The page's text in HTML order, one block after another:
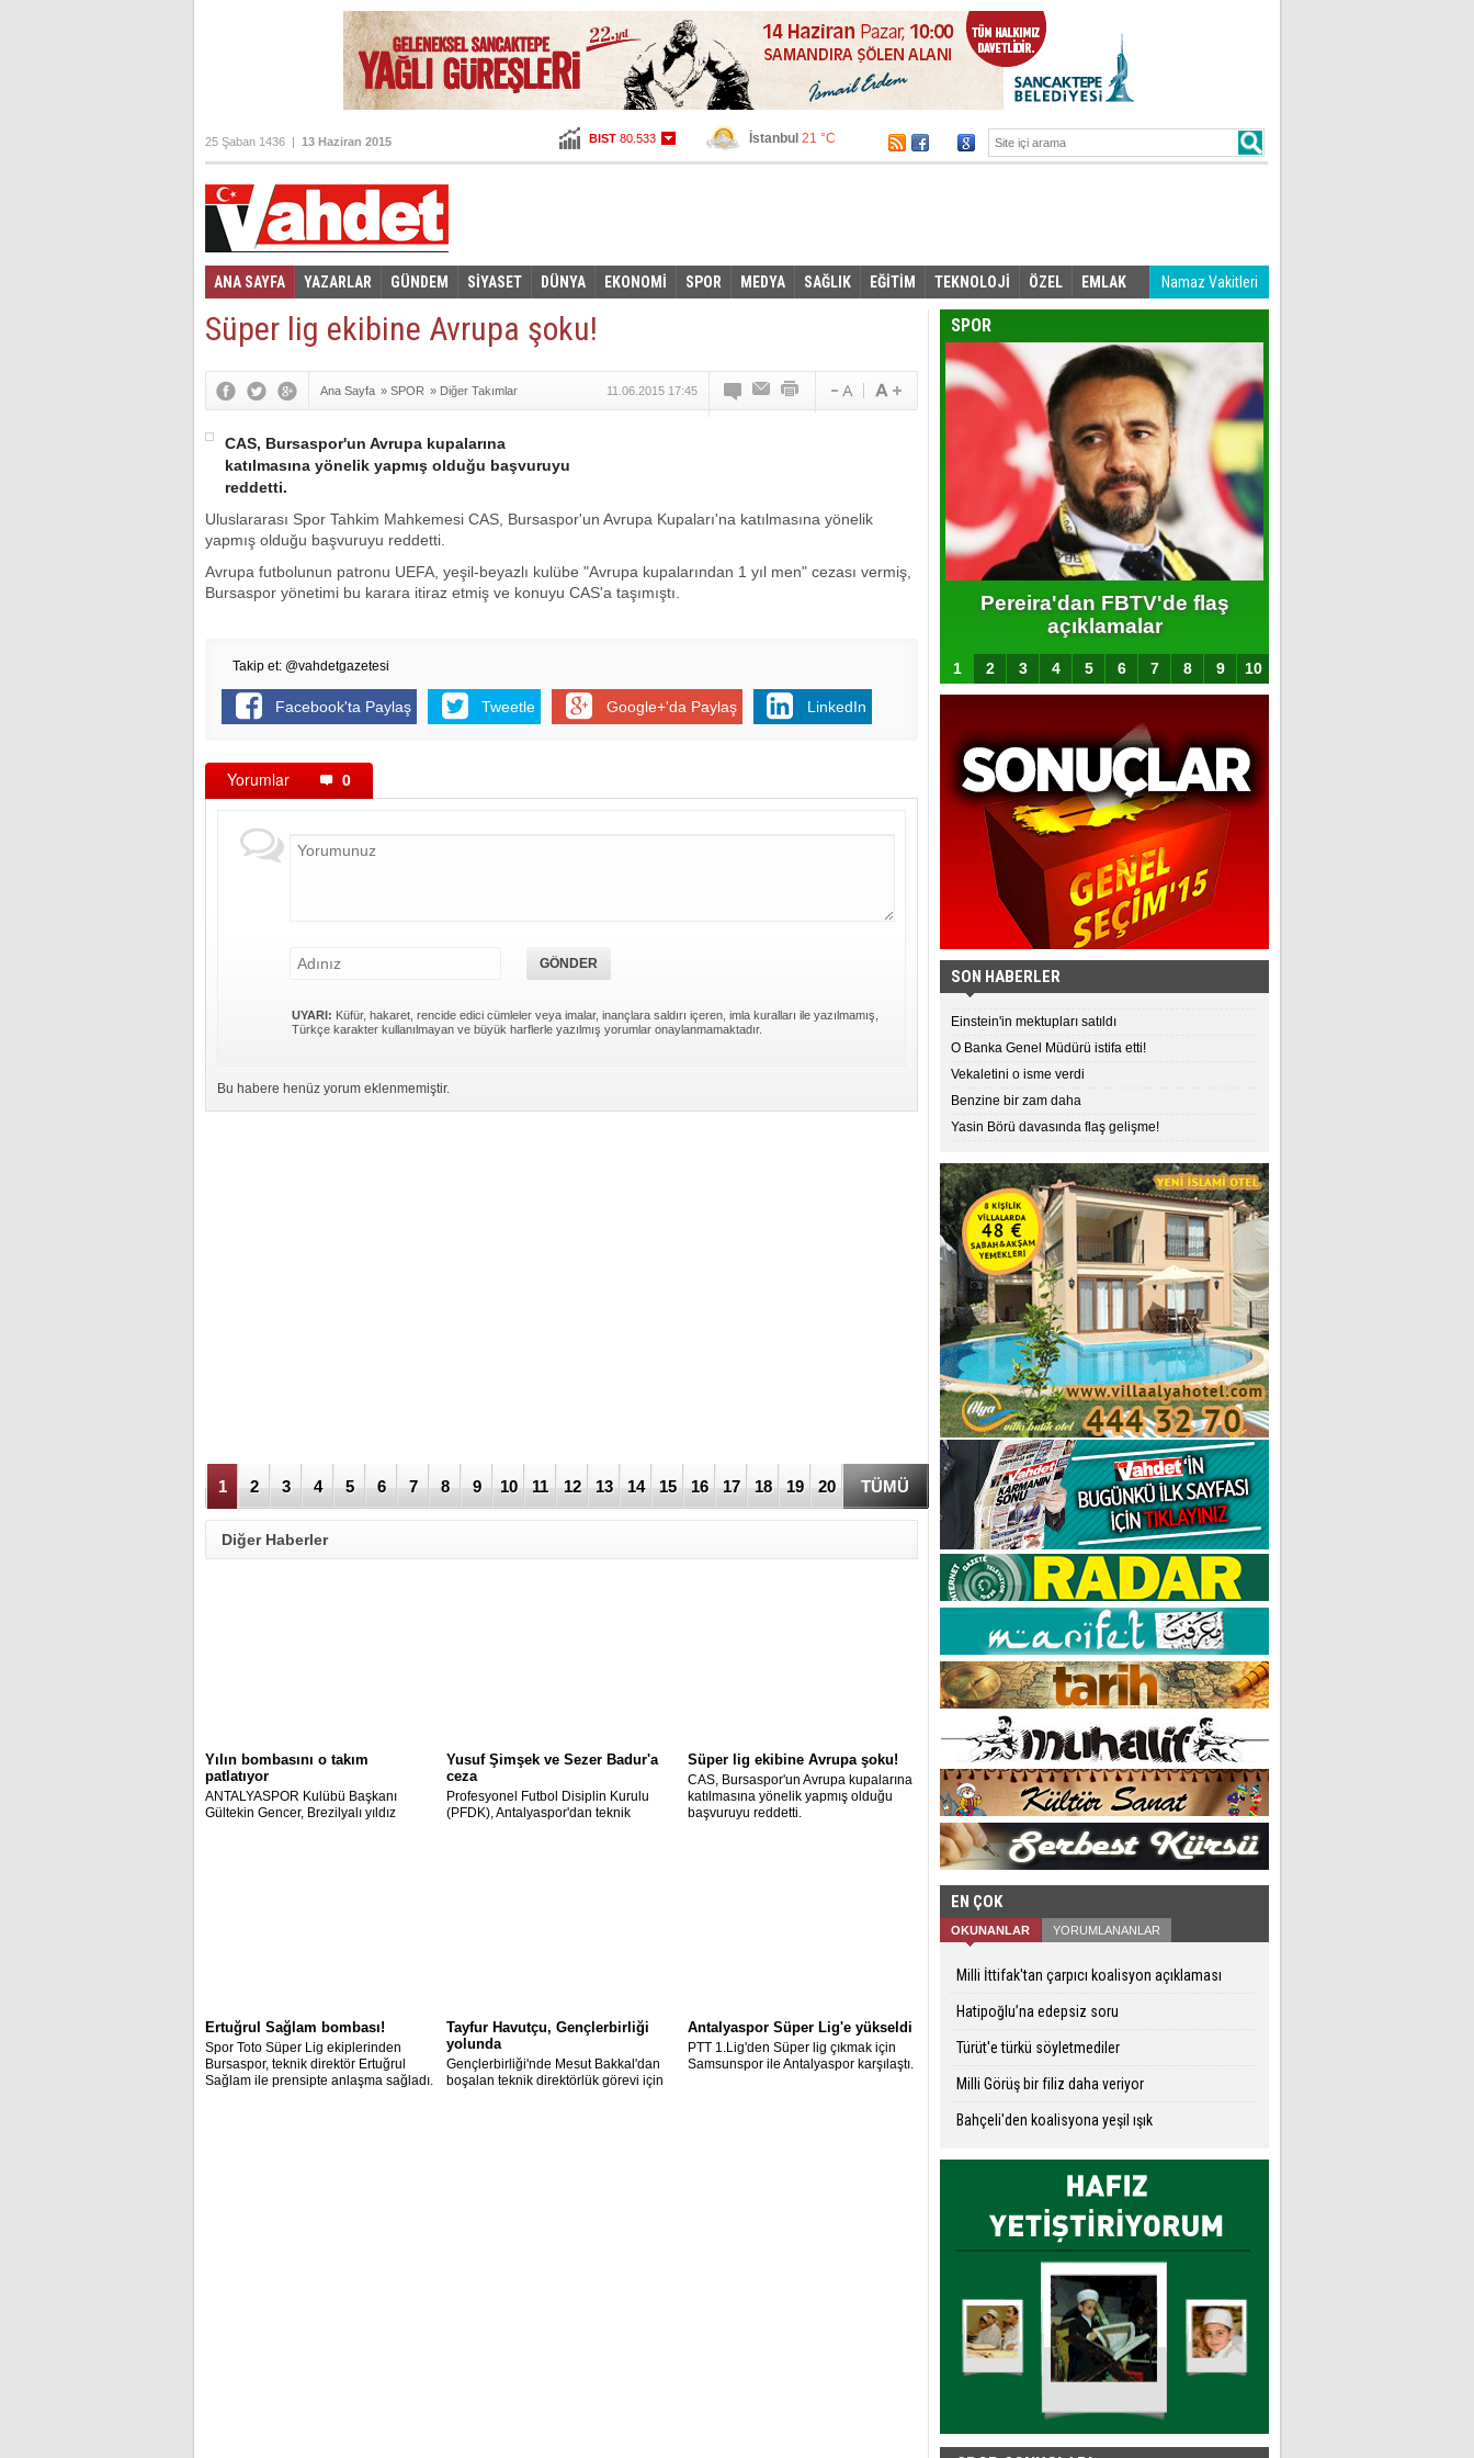
BIST 80.533
Altın103,216
İstanbul 21 °C
Ankara15 °C
Namaz Vakitleri
25 Şaban 1436 | 13 Haziran 2015
ANA SAYFA YAZARLAR GÜNDEM SİYASET DÜNYA EKONOMİ SPOR MEDYA SAĞLIK EĞİTİM TEKNOLOJİ ÖZEL EMLAK
Foto Galeri | Video Galeri
Süper lig ekibine Avrupa şoku!
Ana Sayfa » SPOR » Diğer Takımlar 11.06.2015 17:45
CAS, Bursaspor'un Avrupa kupalarına
katılmasına yönelik yapmış olduğu başvuruyu
reddetti.
Uluslararası Spor Tahkim Mahkemesi CAS, Bursaspor'un Avrupa Kupaları'na katılmasına yönelik
yapmış olduğu başvuruyu reddetti.
Avrupa futbolunun patronu UEFA, yeşil-beyazlı kulübe "Avrupa kupalarından 1 yıl men" cezası vermiş,
Bursaspor yönetimi bu karara itiraz etmiş ve konuyu CAS'a taşımıştı.
Takip et: @vahdetgazetesi
Facebook'ta Paylaş Tweetle Google+'da Paylaş LinkedIn
Yorumlar 0
UYARI: Küfür, hakaret, rencide edici cümleler veya imalar, inançlara saldırı içeren, imla kuralları ile yazılmamış,
Türkçe karakter kullanılmayan ve büyük harflerle yazılmış yorumlar onaylanmamaktadır.
Bu habere henüz yorum eklenmemiştir.
1 2 3 4 5 6 7 8 9 10 11 12 13 14 15 16 17 18 19 20 TÜMÜ
Diğer Haberler
Yılın bombasını o takım
patlatıyor
ANTALYASPOR Kulübü Başkanı
Gültekin Gencer, Brezilyalı yıldız
Yusuf Şimşek ve Sezer Badur'a
ceza
Profesyonel Futbol Disiplin Kurulu
(PFDK), Antalyaspor'dan teknik
Süper lig ekibine Avrupa şoku!
CAS, Bursaspor'un Avrupa kupalarına
katılmasına yönelik yapmış olduğu
başvuruyu reddetti.
Ertuğrul Sağlam bombası!
Spor Toto Süper Lig ekiplerinden
Bursaspor, teknik direktör Ertuğrul
Sağlam ile prensipte anlaşma sağladı.
Tayfur Havutçu, Gençlerbirliği
yolunda
Gençlerbirliği'nde Mesut Bakkal'dan
boşalan teknik direktörlük görevi için
Antalyaspor Süper Lig'e yükseldi
PTT 1.Lig'den Süper lig çıkmak için
Samsunspor ile Antalyaspor karşılaştı.
SPOR
Pereira'dan FBTV'de flaş
açıklamalar
1 2 3 4 5 6 7 8 9 10
SON HABERLER
Einstein'in mektupları satıldı
O Banka Genel Müdürü istifa etti!
Vekaletini o isme verdi
Benzine bir zam daha
Yasin Börü davasında flaş gelişme!
EN ÇOK
OKUNANLAR YORUMLANANLAR
Milli İttifak'tan çarpıcı koalisyon açıklaması
Hatipoğlu’na edepsiz soru
Türüt'e türkü söyletmediler
Milli Görüş bir filiz daha veriyor
Bahçeli'den koalisyona yeşil ışık